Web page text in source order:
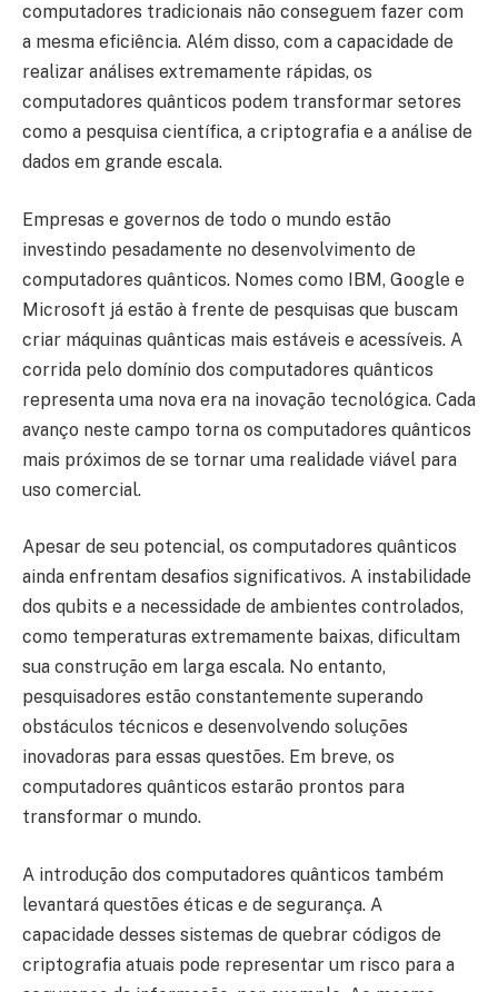
computadores tradicionais não conseguem fazer com
a mesma eficiência. Além disso, com a capacidade de
realizar análises extremamente rápidas, os
computadores quânticos podem transformar setores
como a pesquisa científica, a criptografia e a análise de
dados em grande escala.
Empresas e governos de todo o mundo estão
investindo pesadamente no desenvolvimento de
computadores quânticos. Nomes como IBM, Google e
Microsoft já estão à frente de pesquisas que buscam
criar máquinas quânticas mais estáveis e acessíveis. A
corrida pelo domínio dos computadores quânticos
representa uma nova era na inovação tecnológica. Cada
avanço neste campo torna os computadores quânticos
mais próximos de se tornar uma realidade viável para
uso comercial.
Apesar de seu potencial, os computadores quânticos
ainda enfrentam desafios significativos. A instabilidade
dos qubits e a necessidade de ambientes controlados,
como temperaturas extremamente baixas, dificultam
sua construção em larga escala. No entanto,
pesquisadores estão constantemente superando
obstáculos técnicos e desenvolvendo soluções
inovadoras para essas questões. Em breve, os
computadores quânticos estarão prontos para
transformar o mundo.
A introdução dos computadores quânticos também
levantará questões éticas e de segurança. A
capacidade desses sistemas de quebrar códigos de
criptografia atuais pode representar um risco para a